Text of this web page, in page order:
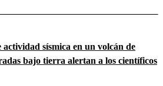
sísmica en un volcán de
bajo tierra alertan a los científicos